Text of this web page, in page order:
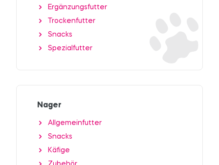
Ergänzungsfutter
Trockenfutter
Snacks
Spezialfutter
Nager
Allgemeinfutter
Snacks
Käfige